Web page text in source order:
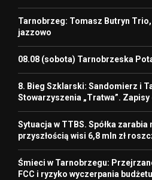
Tarnobrzeg: Tomasz Butryn
jazzowo
08.08 (sobota) Tarnobrzeska
8. Bieg Szklarski: Sandomierz i
Stowarzyszenia „Tratwa”.
Sytuacja w TTBS. Spółka zarabia
przyszłością wisi 6,8 mln zł
Śmieci w Tarnobrzegu:
FCC i ryzyko wyczerpania budżetu